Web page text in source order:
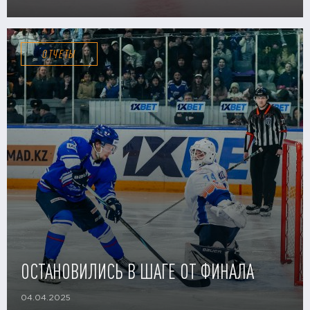
ОТЧЕТЫ
ОСТАНОВИЛИСЬ В ШАГЕ ОТ ФИНАЛА
04.04.2025